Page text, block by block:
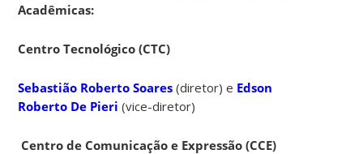
Acadêmicas:
Centro Tecnológico (CTC)
Sebastião Roberto Soares (diretor) e Edson
Roberto De Pieri (vice-diretor)
Centro de Comunicação e Expressão (CCE)